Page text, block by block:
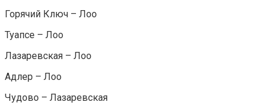
Горячий Ключ – Лоо
Туапсе – Лоо
Лазаревская – Лоо
Адлер – Лоо
Чудово – Лазаревская